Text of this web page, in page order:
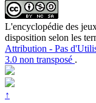
L'encyclopédie des
disposition selon les
Attribution - Pas
3.0 non transposé .
↑